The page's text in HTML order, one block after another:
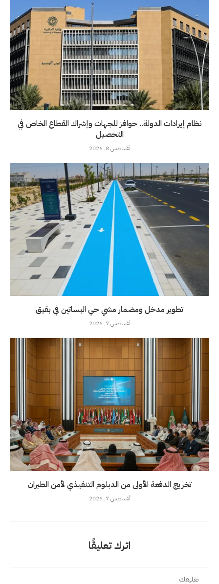
نظام إيرادات الدولة.. حوافز للجهات وإشراك القطاع الخاص في
التحصيل
أغسطس 8, 2026
تطوير مدخل ومضمار مشي حي البساتين في بقيق
أغسطس 7, 2026
تخريج الدفعة الأولى من الدبلوم التنفيذي لأمن الطيران
أغسطس 7, 2026
اترك تعليقًا